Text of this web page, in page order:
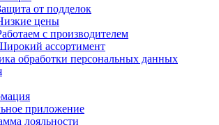
от подделок
цены
с производителем
ассортимент
обработки персональных данных
приложение
лояльности